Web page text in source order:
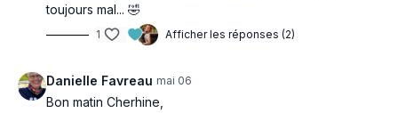
toujours mal... 🤣
1 Afficher les réponses (2)
Danielle Favreau mai 06
Bon matin Cherhine,